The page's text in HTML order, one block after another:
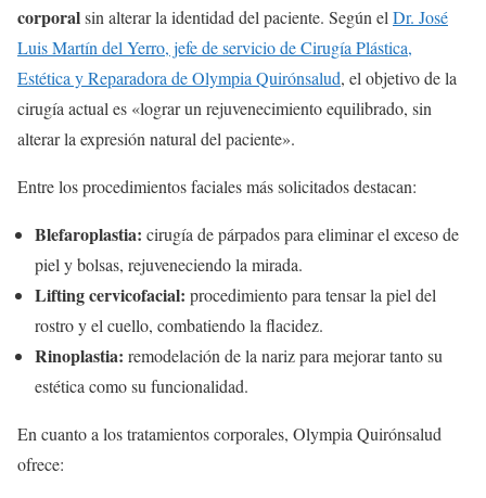
corporalsin alterar la identidad del paciente. Según el Dr. José
Luis Martín del Yerro, jefe de servicio de Cirugía Plástica,
Estética y Reparadora de Olympia Quirónsalud, el objetivo de la
cirugía actual es «lograr un rejuvenecimiento equilibrado, sin
alterar la expresión natural del paciente».
Entre los procedimientos faciales más solicitados destacan:
Blefaroplastia: cirugía de párpados para eliminar el exceso de
piel y bolsas, rejuveneciendo la mirada.
Lifting cervicofacial: procedimiento para tensar la piel del
rostro y el cuello, combatiendo la flacidez.
Rinoplastia: remodelación de la nariz para mejorar tanto su
estética como su funcionalidad.
En cuanto a los tratamientos corporales, Olympia Quirónsalud
ofrece: